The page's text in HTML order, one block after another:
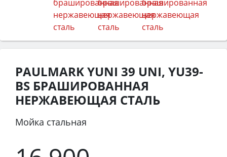
PAULMARK YUNI 39 UNI, YU39-
BS БРАШИРОВАННАЯ
НЕРЖАВЕЮЩАЯ СТАЛЬ
Мойка стальная